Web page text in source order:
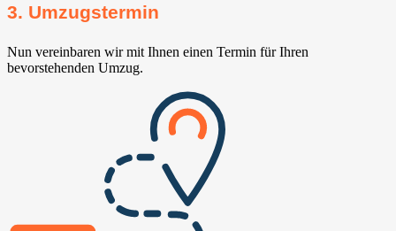
3. Umzugstermin
Nun vereinbaren wir mit Ihnen einen Termin für Ihren
bevorstehenden Umzug.